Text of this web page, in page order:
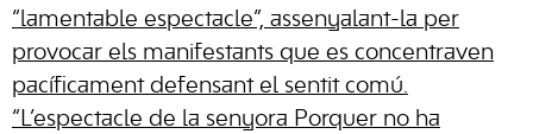
“lamentable espectacle”, assenyalant-la per
provocar els manifestants que es concentraven
pacíficament defensant el sentit comú.
“L’espectacle de la senyora Porquer no ha